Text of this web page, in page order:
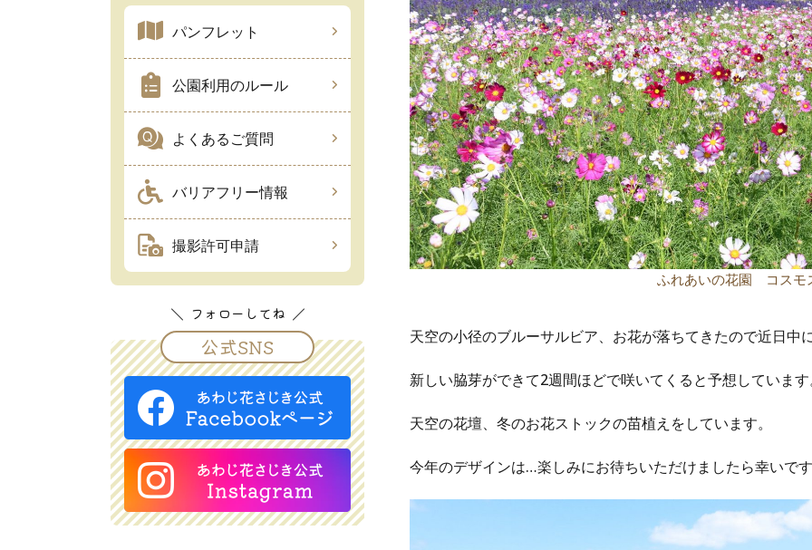
ふれあいの花園 コスモ
天空の小径のブルーサルビア、お花が落ちてきたので近日中
新しい脇芽ができて2週間ほどで咲いてくると予想していま
天空の花壇、冬のお花ストックの苗植えをしています。
今年のデザインは…楽しみにお待ちいただけましたら幸いで
パンフレット
公園利用のルール
よくあるご質問
バリアフリー情報
撮影許可申請
フォローしてね
公式SNS